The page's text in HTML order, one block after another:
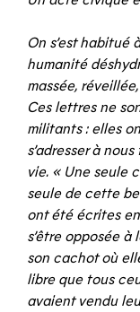
On s’est habitué
humanité
massée,
Ces lettres ne
militants : elles
s’adresser à
vie. « Une seule
seule de cette
ont été écrites
s’être opposée à
son cachot où
libre que tous
avaient vendu